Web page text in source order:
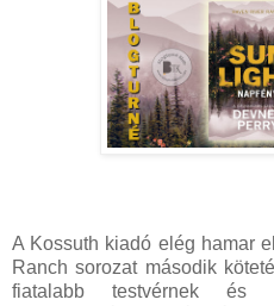
A Kossuth kiadó elég hamar
Ranch sorozat második
fiatalabb testvérnek